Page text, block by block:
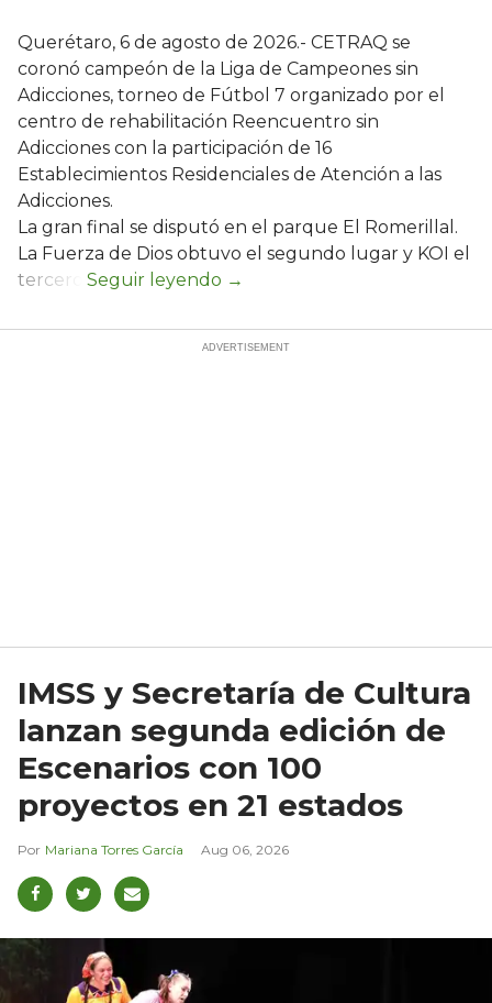
Querétaro, 6 de agosto de 2026.- CETRAQ se
coronó campeón de la Liga de Campeones sin
Adicciones, torneo de Fútbol 7 organizado por el
centro de rehabilitación Reencuentro sin
Adicciones con la participación de 16
Establecimientos Residenciales de Atención a las
Adicciones.
La gran final se disputó en el parque El Romerillal.
La Fuerza de Dios obtuvo el segundo lugar y KOI el
tercero.
IMSS y Secretaría de Cultura
lanzan segunda edición de
Escenarios con 100
proyectos en 21 estados
Mariana Torres García Aug 06, 2026